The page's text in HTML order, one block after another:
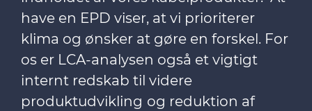
have en EPD viser, at vi prioriterer
klima og ønsker at gøre en forskel. For
os er LCA-analysen også et vigtigt
internt redskab til videre
produktudvikling og reduktion af